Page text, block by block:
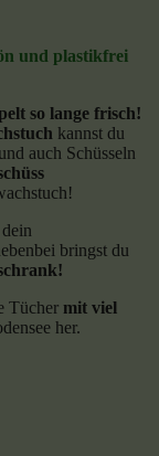
und plastikfrei
so lange frisch!
kannst du
und auch Schüsseln
bringst du
Tücher mit viel
her.